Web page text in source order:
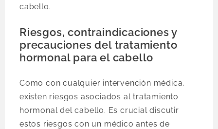
cabello.
Riesgos, contraindicaciones y
precauciones del tratamiento
hormonal para el cabello
Como con cualquier intervención médica,
existen riesgos asociados al tratamiento
hormonal del cabello. Es crucial discutir
estos riesgos con un médico antes de